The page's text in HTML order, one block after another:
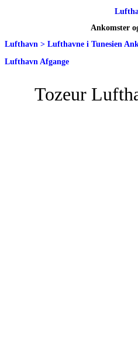
Ankomster
Lufthavn > Lufthavne i Tunesien
Lufthavn Afgange
Tozeur